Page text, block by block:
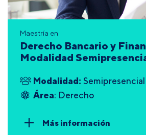
Maestría en
Derecho Bancario y
Modalidad
Modalidad: Semipresencial
Área: Derecho
Más información